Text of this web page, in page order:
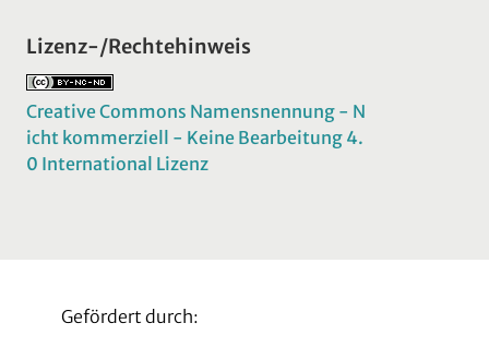
Lizenz-/Rechtehinweis
Creative Commons Namensnennung - N
icht kommerziell - Keine Bearbeitung 4.
0 International Lizenz
Gefördert durch: